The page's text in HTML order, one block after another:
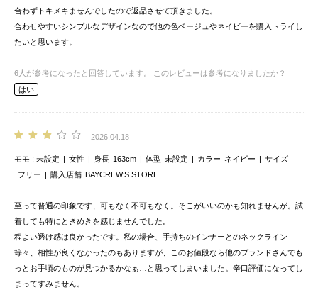
合わずトキメキませんでしたので返品させて頂きました。
合わせやすいシンプルなデザインなので他の色ベージュやネイビーを購入トライし
たいと思います。
6 人が参考になったと回答しています。
このレビューは参考になりましたか？
はい
2026.04.18
モモ 未設定 女性 身長 163cm 体型 未設定 カラー ネイビー
サイズ
フリー
購入店舗 BAYCREW’S STORE
至って普通の印象です、可もなく不可もなく。そこがいいのかも知れませんが。試
着しても特にときめきを感じませんでした。
程よい透け感は良かったです。私の場合、手持ちのインナーとのネックライン
等々、相性が良くなかったのもありますが、このお値段なら他のブランドさんでも
っとお手頃のものが見つかるかなぁ…と思ってしまいました。辛口評価になってし
まってすみません。